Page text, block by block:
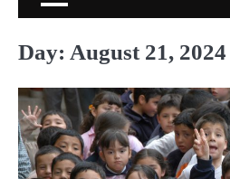
Day: August 21, 2024